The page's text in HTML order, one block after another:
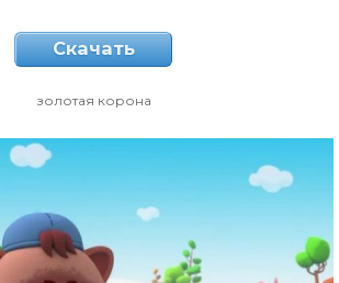
Скачать
золотая корона